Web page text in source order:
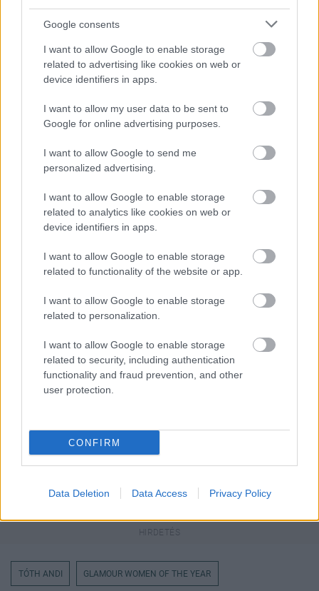
Google consents
I want to allow Google to enable storage
related to advertising like cookies on web or
device identifiers in apps.
I want to allow my user data to be sent to
Google for online advertising purposes.
I want to allow Google to send me
personalized advertising.
I want to allow Google to enable storage
related to analytics like cookies on web or
device identifiers in apps.
I want to allow Google to enable storage
related to functionality of the website or app.
I want to allow Google to enable storage
related to personalization.
I want to allow Google to enable storage
related to security, including authentication
functionality and fraud prevention, and other
user protection.
CONFIRM
Data Deletion Data Access Privacy Policy
Küldés
Messengeren
keresőben könnyebben megtaláld a
glamour.hu cikkeit
TÓTH ANDI GLAMOUR WOMEN OF THE YEAR